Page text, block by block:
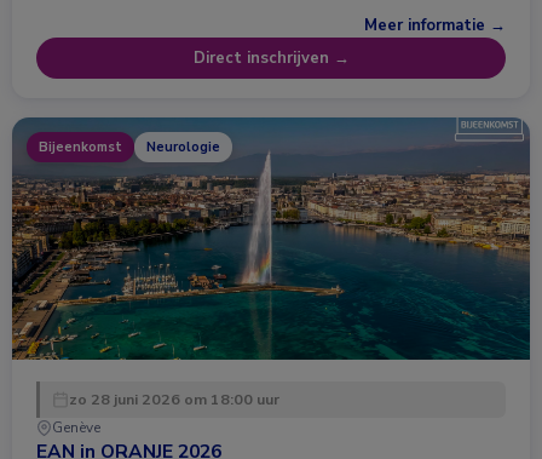
Meer informatie →
Direct inschrijven →
Bijeenkomst Neurologie
zo 28 juni 2026 om 18:00 uur
Genève
EAN in ORANJE 2026